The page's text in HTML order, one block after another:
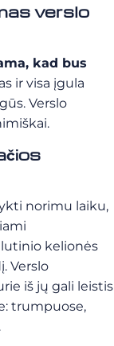
verslo
kad bus
ir visa įgula
Verslo
norimu laiku,
kelionės
Verslo
iš jų gali leistis
trumpuose,